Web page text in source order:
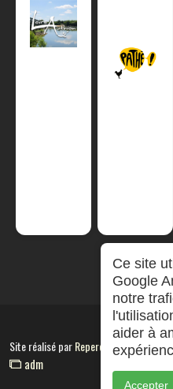
Site réalisé parRepereCom
adm
Ce site
Google
notre
aider à
Accepter